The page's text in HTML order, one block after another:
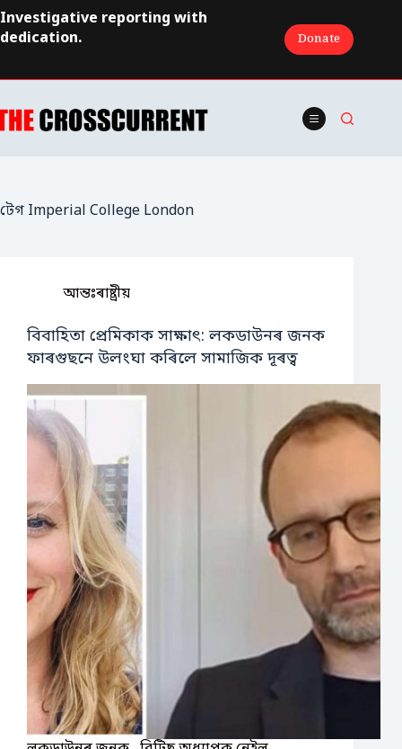
Skip
to
content
Investigative reporting with
dedication.
Donate
টেগ Imperial College London
আন্তঃৰাষ্ট্ৰীয়
বিবাহিতা প্ৰেমিকাক সাক্ষাৎ: লকডাউনৰ জনক
ফাৰগুছনে উলংঘা কৰিলে সামাজিক দূৰত্ব